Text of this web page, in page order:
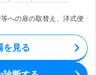
への扉の取替え、洋式便
を見る